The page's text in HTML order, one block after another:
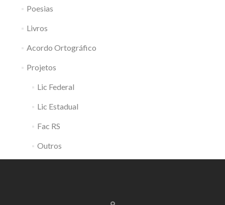
Poesias
Livros
Acordo Ortográfico
Projetos
Lic Federal
Lic Estadual
Fac RS
Outros